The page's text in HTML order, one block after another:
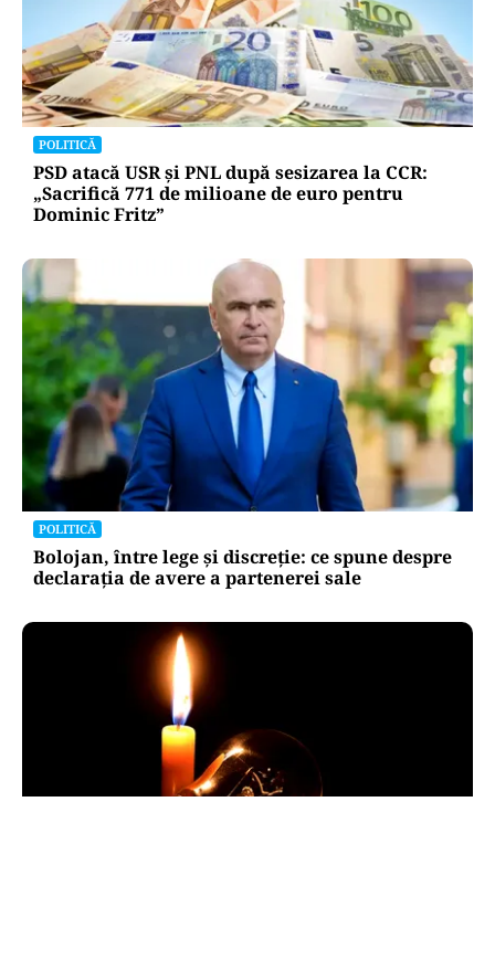
POLITICĂ
PSD atacă USR și PNL după sesizarea la CCR:
„Sacrifică 771 de milioane de euro pentru
Dominic Fritz”
POLITICĂ
Bolojan, între lege și discreție: ce spune despre
declarația de avere a partenerei sale